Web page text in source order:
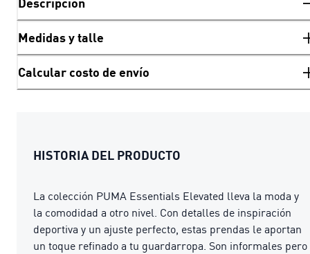
Medidas y talle
Calcular costo de envío
HISTORIA DEL PRODUCTO
La colección PUMA Essentials Elevated lleva la moda y
la comodidad a otro nivel. Con detalles de inspiración
deportiva y un ajuste perfecto, estas prendas le aportan
un toque refinado a tu guardarropa. Son informales pero